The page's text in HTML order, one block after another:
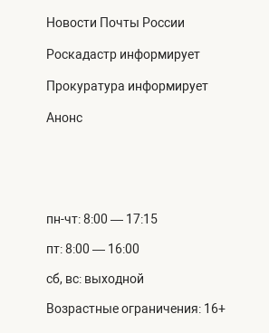
Новости Почты России
Роскадастр информирует
Прокуратура информирует
Анонс
пн-чт: 8:00 — 17:15
пт: 8:00 — 16:00
сб, вс: выходной
Возрастные ограничения: 16+